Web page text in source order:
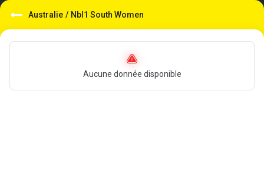
Australie / Nbl1 South Women
Aucune donnée disponible